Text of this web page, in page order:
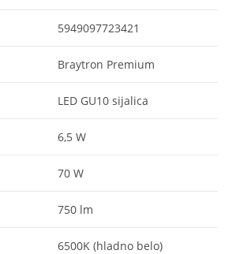
5949097723421
Braytron Premium
LED GU10 sijalica
6,5 W
70 W
750 lm
6500K (hladno belo)